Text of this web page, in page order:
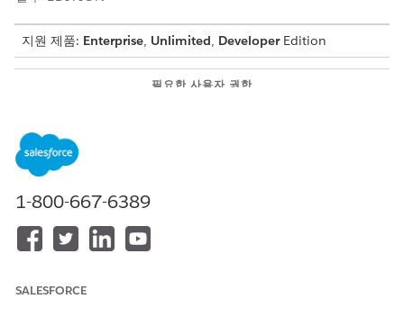
지원 제품: Enterprise, Unlimited, DeveloperEdition
필요한 사용자 권한
앱 시작 관리자에서
및서비스 약속
원하는 서비스 유형을 선택합니다.
딜러의 이름 또는 구/군/시를 입력하여 서비스 센터 위치를 검
1-800-667-6389
SALESFORCE